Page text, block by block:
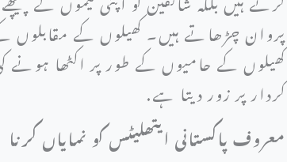
پروان چڑھاتے ہیں۔ کھیلوں کے مقابلوں
کھیلوں کے حامیوں کے طور پر اکٹھا ہونے
کردار پر زور دیتا ہے.
معروف پاکستانی ایتھلیٹس کو نمایاں کرنا